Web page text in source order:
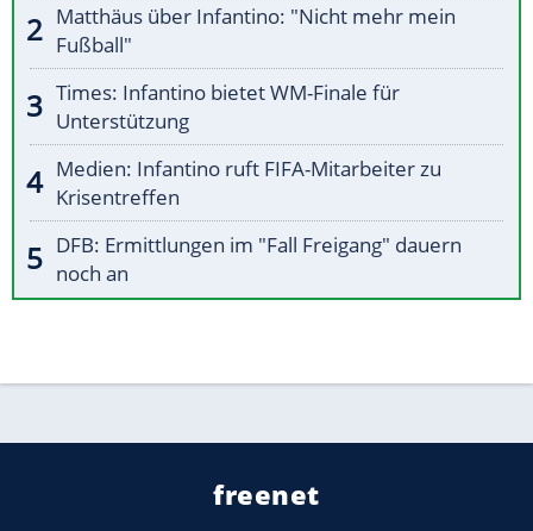
Matthäus über Infantino: "Nicht mehr mein
Fußball"
Times: Infantino bietet WM-Finale für
Unterstützung
Medien: Infantino ruft FIFA-Mitarbeiter zu
Krisentreffen
DFB: Ermittlungen im "Fall Freigang" dauern
noch an
freenet